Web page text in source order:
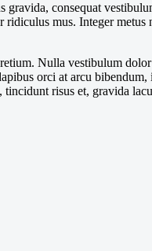
gravida, consequat
mus. Integer
Nulla vestibulum
orci at arcu bibendum,
risus et, gravida